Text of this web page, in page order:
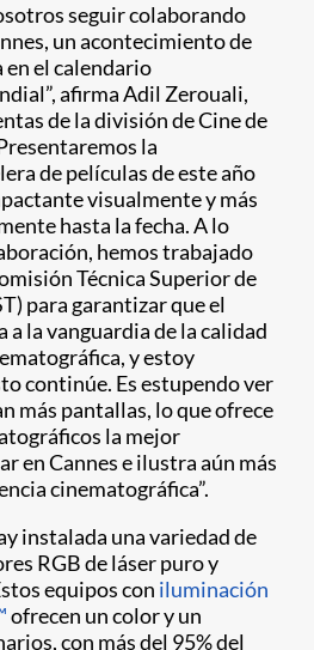
seguir colaborando
un acontecimiento de
el calendario
afirma Adil Zerouali,
de la división de Cine de
la
de películas de este año
visualmente y más
hasta la fecha. A lo
hemos trabajado
Técnica Superior de
para garantizar que el
a la vanguardia de la calidad
y estoy
continúe. Es estupendo ver
más pantallas, lo que ofrece
la mejor
en Cannes e ilustra aún más
cinematográfica”.
instalada una variedad de
RGB de láser puro y
equipos con iluminación
ofrecen un color y un
con más del 95% del